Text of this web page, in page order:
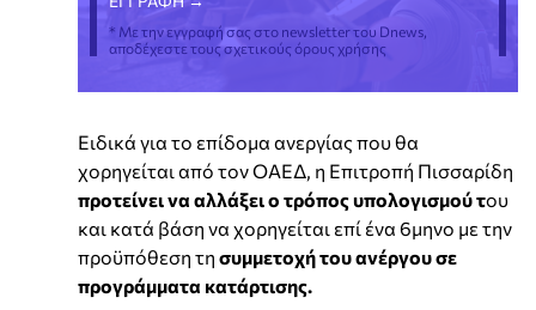
* Με την εγγραφή σας στο newsletter του Dnews,
αποδέχεστε τους σχετικούς όρους χρήσης
Ειδικά για το επίδομα ανεργίας που θα
χορηγείται από τον ΟΑΕΔ, η Επιτροπή Πισσαρίδη
προτείνει να αλλάξει ο τρόπος υπολογισμού του
και κατά βάση να χορηγείται επί ένα 6μηνο με την
προϋπόθεση τη συμμετοχή του ανέργου σε
προγράμματα κατάρτισης.